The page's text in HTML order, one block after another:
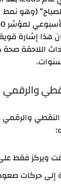
(وهو
هذا إشارة
اللاحقة
والرقمي
النقطي والرقمي
ويركز فقط